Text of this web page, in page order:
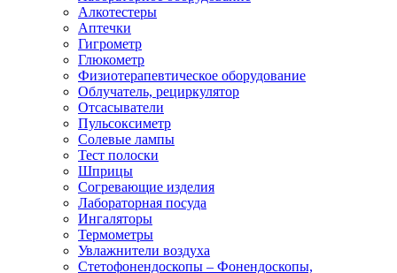
Алкотестеры
Аптечки
Гигрометр
Глюкометр
Физиотерапевтическое оборудование
Облучатель, рециркулятор
Отсасыватели
Пульсоксиметр
Солевые лампы
Тест полоски
Шприцы
Согревающие изделия
Лабораторная посуда
Ингаляторы
Термометры
Увлажнители воздуха
Стетофонендоскопы – Фонендоскопы,